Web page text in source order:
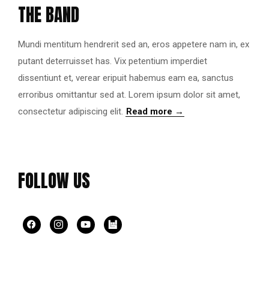
THE BAND
Mundi mentitum hendrerit sed an, eros appetere nam in, ex
putant deterruisset has. Vix petentium imperdiet
dissentiunt et, verear eripuit habemus eam ea, sanctus
erroribus omittantur sed at. Lorem ipsum dolor sit amet,
consectetur adipiscing elit. Read more →
FOLLOW US